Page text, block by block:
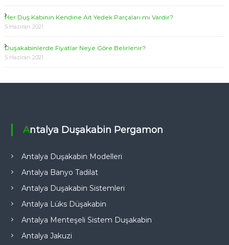
Her Duş Kabinin Kendine Ait Yedek Parçaları mı Vardır?
5 Haziran 2021
Duşakabinlerde Fiyatlar Neye Göre Belirlenir?
5 Haziran 2021
Antalya Duşakabin Pergamon
Antalya Duşakabin Modelleri
Antalya Banyo Tadilat
Antalya Duşakabin Sistemleri
Antalya Lüks Düşakabin
Antalya Menteşeli Sistem Duşakabin
Antalya Jakuzi